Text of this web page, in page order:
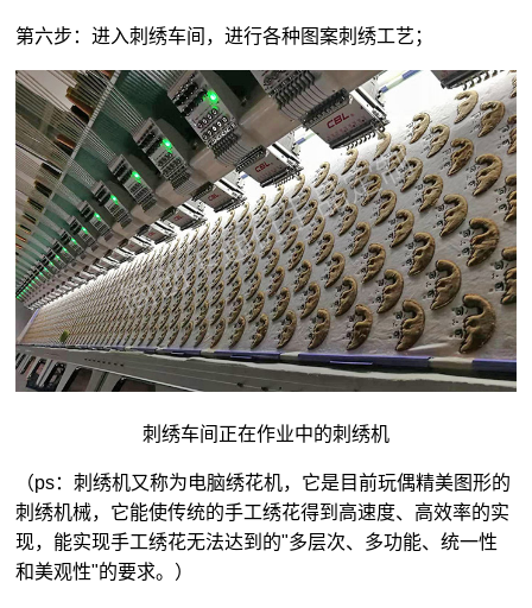
第六步：进入刺绣车间，进行各种图案刺绣工艺；
刺绣车间正在作业中的刺绣机
（ps：刺绣机又称为电脑绣花机，它是目前玩偶精美图形的
刺绣机械，它能使传统的手工绣花得到高速度、高效率的实
现，能实现手工绣花无法达到的"多层次、多功能、统一性
和美观性"的要求。）